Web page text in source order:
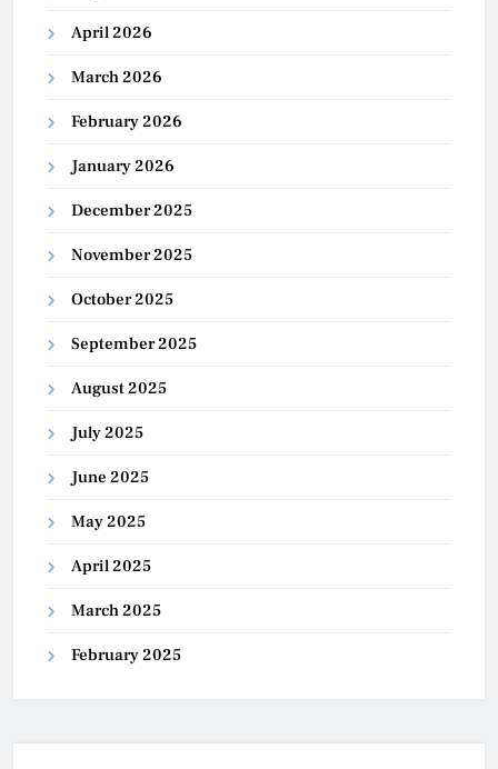
April 2026
March 2026
February 2026
January 2026
December 2025
November 2025
October 2025
September 2025
August 2025
July 2025
June 2025
May 2025
April 2025
March 2025
February 2025